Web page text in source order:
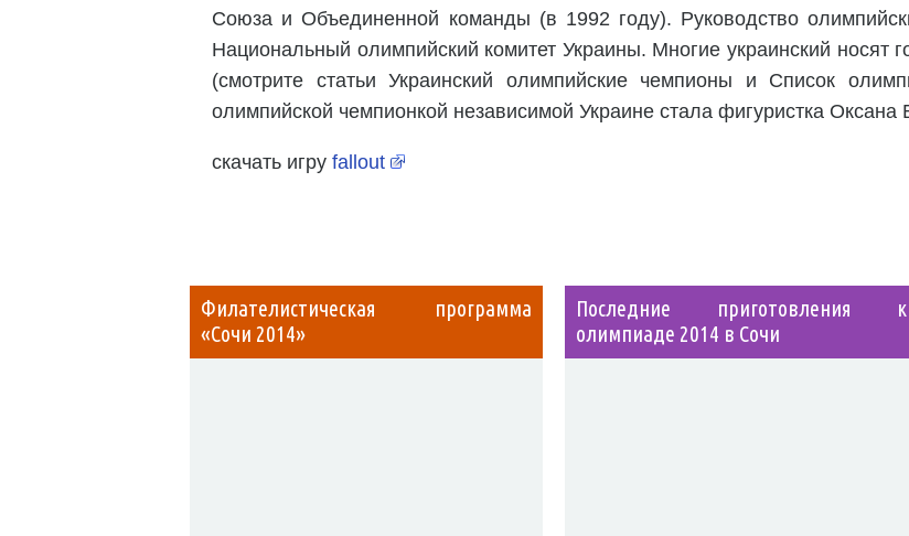
Союза и Объединенной команды (в 1992 году). Руководство
Национальный олимпийский комитет Украины. Многие украинский носят
(смотрите статьи Украинский олимпийские чемпионы и Список
олимпийской чемпионкой независимой Украине стала фигуристка Оксана
скачать игру fallout
Филателистическая программа
«Сочи 2014»
Последние приготовления к
олимпиаде 2014 в Сочи